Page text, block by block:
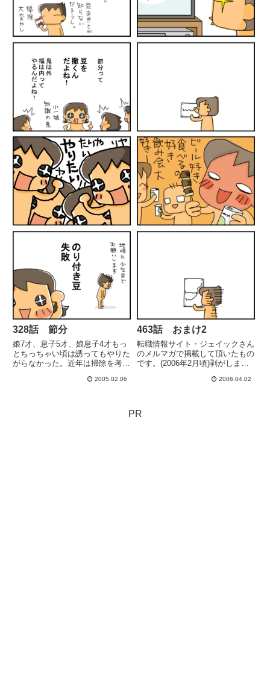
328話 節分
娘7才、息子5才、娘息子4才もっ
とちっちゃい頃は誘ってもやりた
がらなかった。近年は掃除を考え
てきた。来年は普通の豆買ってく
2005.02.06
463話 おまけ2
転職情報サイト・ジェイックさん
のメルマガで掲載して頂いたもの
です。(2006年2月頃)剥がしまし
2006.04.02
PR